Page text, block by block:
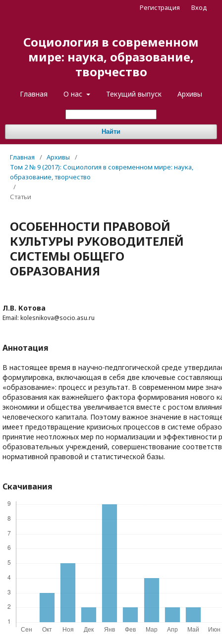
Социология в современном
мире: наука, образование,
творчество
Главная О нас Текущий выпуск Архивы
Найти
Регистрация Вход
Главная / Архивы
/
Том 2 № 9 (2017): Социология в современном мире: наука,
образование, творчество
/
Статьи
ОСОБЕННОСТИ ПРАВОВОЙ
КУЛЬТУРЫ РУКОВОДИТЕЛЕЙ
СИСТЕМЫ ОБЩЕГО
ОБРАЗОВАНИЯ
Л.В. Котова
Email: kolesnikova@socio.asu.ru
Аннотация
В настоящее время в научно-педпгогической среде
формулировка, включающая в себя две ключевые
«образование»: процесс и результат. В современном мире
образования как важнейшего фактора формирования нового
экономики и общества увеличивается вместе с ростом
человеческого капитала. Поэтому важное значение в
имеет предотвращение кризисных процессов в системе
принятие неотложных мер по нормализации и эффективности
образовательных учреждений, совершенствование
нормативной правовой и статистической базы.
Скачивания